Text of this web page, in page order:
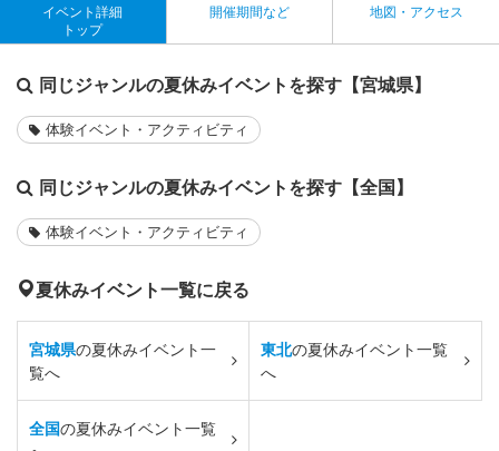
イベント詳細
トップ
開催期間など 地図・アクセス
同じジャンルの夏休みイベントを探す【宮城県】
体験イベント・アクティビティ
同じジャンルの夏休みイベントを探す【全国】
体験イベント・アクティビティ
夏休みイベント一覧に戻る
宮城県の夏休みイベント一
覧へ
東北の夏休みイベント一覧
へ
全国の夏休みイベント一覧